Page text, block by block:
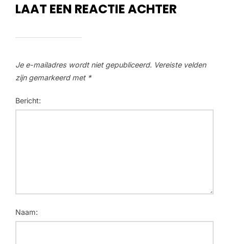
LAAT EEN REACTIE ACHTER
Je e-mailadres wordt niet gepubliceerd. Vereiste velden
zijn gemarkeerd met *
Bericht:
Naam: